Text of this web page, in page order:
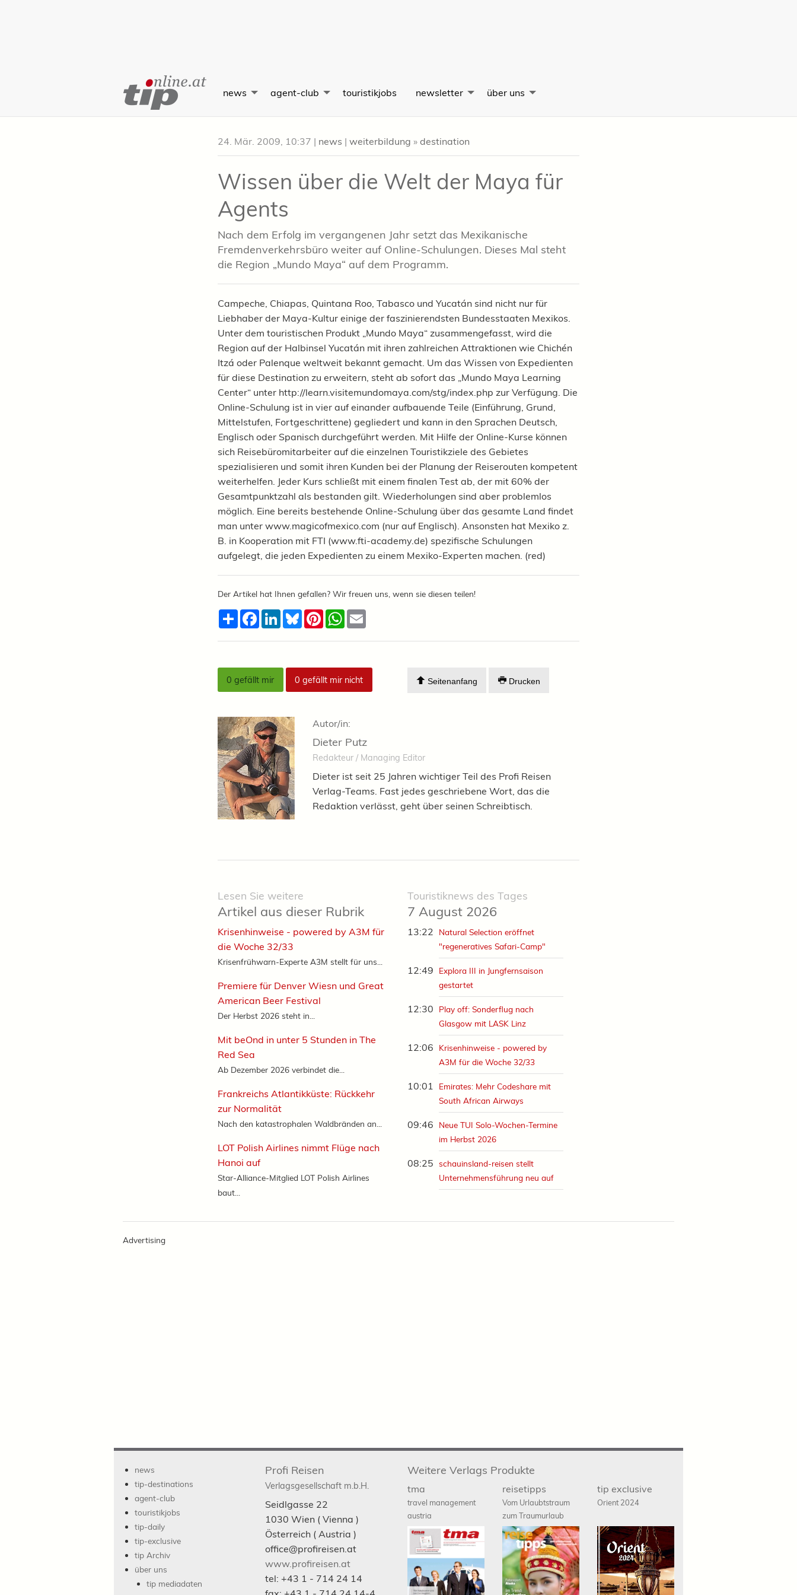
Content
news agent-club touristikjobs newsletter über uns
24. Mär. 2009, 10:37 | news | weiterbildung » destination
Wissen über die Welt der Maya für
Agents
Nach dem Erfolg im vergangenen Jahr setzt das Mexikanische
Fremdenverkehrsbüro weiter auf Online-Schulungen. Dieses Mal steht
die Region „Mundo Maya“ auf dem Programm.
Campeche, Chiapas, Quintana Roo, Tabasco und Yucatán sind nicht nur für
Liebhaber der Maya-Kultur einige der faszinierendsten Bundesstaaten Mexikos.
Unter dem touristischen Produkt „Mundo Maya“ zusammengefasst, wird die
Region auf der Halbinsel Yucatán mit ihren zahlreichen Attraktionen wie Chichén
Itzá oder Palenque weltweit bekannt gemacht. Um das Wissen von Expedienten
für diese Destination zu erweitern, steht ab sofort das „Mundo Maya Learning
Center“ unter http://learn.visitemundomaya.com/stg/index.php zur Verfügung. Die
Online-Schulung ist in vier auf einander aufbauende Teile (Einführung, Grund,
Mittelstufen, Fortgeschrittene) gegliedert und kann in den Sprachen Deutsch,
Englisch oder Spanisch durchgeführt werden. Mit Hilfe der Online-Kurse können
sich Reisebüromitarbeiter auf die einzelnen Touristikziele des Gebietes
spezialisieren und somit ihren Kunden bei der Planung der Reiserouten kompetent
weiterhelfen. Jeder Kurs schließt mit einem finalen Test ab, der mit 60% der
Gesamtpunktzahl als bestanden gilt. Wiederholungen sind aber problemlos
möglich. Eine bereits bestehende Online-Schulung über das gesamte Land findet
man unter www.magicofmexico.com (nur auf Englisch). Ansonsten hat Mexiko z.
B. in Kooperation mit FTI (www.fti-academy.de) spezifische Schulungen
aufgelegt, die jeden Expedienten zu einem Mexiko-Experten machen. (red)
Der Artikel hat Ihnen gefallen? Wir freuen uns, wenn sie diesen teilen!
TeilenFacebook
LinkedInBlueskyPinterestWhatsApp
0 gefällt mir 0 gefällt mir nicht Seitenanfang Drucken
Autor/in:
Dieter Putz
Redakteur / Managing Editor
Dieter ist seit 25 Jahren wichtiger Teil des Profi Reisen
Verlag-Teams. Fast jedes geschriebene Wort, das die
Redaktion verlässt, geht über seinen Schreibtisch.
Touristiknews des Tages
7 August 2026
13:22
Natural Selection eröffnet
"regeneratives Safari-Camp"
12:49
Explora III in Jungfernsaison
gestartet
12:30
Play off: Sonderflug nach
Glasgow mit LASK Linz
12:06
Krisenhinweise - powered by
A3M für die Woche 32/33
10:01
Emirates: Mehr Codeshare mit
South African Airways
09:46
Neue TUI Solo-Wochen-Termine
im Herbst 2026
08:25
schauinsland-reisen stellt
Unternehmensführung neu auf
Lesen Sie weitere
Artikel aus dieser Rubrik
Krisenhinweise - powered by A3M für
die Woche 32/33
Krisenfrühwarn-Experte A3M stellt für uns...
Premiere für Denver Wiesn und Great
American Beer Festival
Der Herbst 2026 steht in...
Mit beOnd in unter 5 Stunden in The
Red Sea
Ab Dezember 2026 verbindet die...
Frankreichs Atlantikküste: Rückkehr
zur Normalität
Nach den katastrophalen Waldbränden an...
LOT Polish Airlines nimmt Flüge nach
Hanoi auf
Star-Alliance-Mitglied LOT Polish Airlines
baut...
Advertising
news
tip-destinations
agent-club
touristikjobs
tip-daily
tip-exclusive
tip Archiv
über uns
tip mediadaten
Profi Reisen
Verlagsgesellschaft m.b.H.
Seidlgasse 22
1030 Wien ( Vienna )
Österreich ( Austria )
office@profireisen.at
www.profireisen.at
tel: +43 1 - 714 24 14
Weitere Verlags Produkte
tma
travel management
austria
reisetipps
Vom Urlaubtstraum
zum Traumurlaub
tip exclusive
Orient 2024